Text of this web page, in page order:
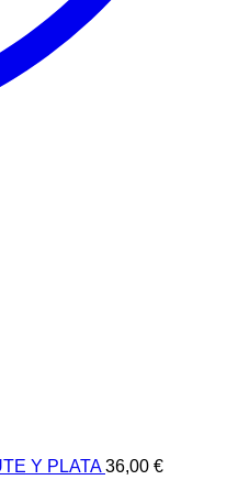
Y PLATA 36,00 €